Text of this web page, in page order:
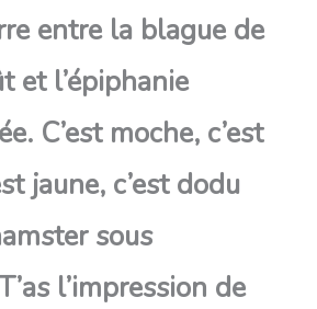
entre la blague de
et l’épiphanie
C’est moche, c’est
jaune, c’est dodu
sous
l’impression de